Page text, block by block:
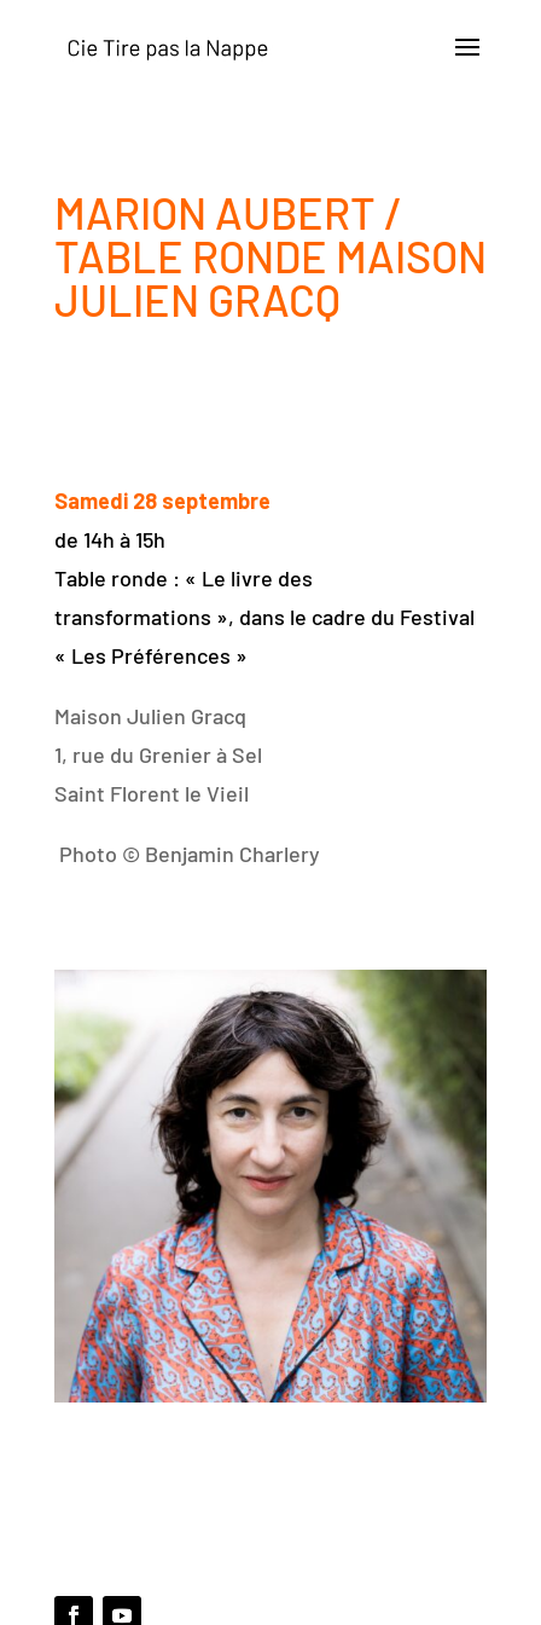
MARION AUBERT /
TABLE RONDE MAISON
JULIEN GRACQ
Samedi 28 septembre
de 14h à 15h
Table ronde : « Le livre des
transformations », dans le cadre du Festival
« Les Préférences »
Maison Julien Gracq
1, rue du Grenier à Sel
Saint Florent le Vieil
Photo © Benjamin Charlery